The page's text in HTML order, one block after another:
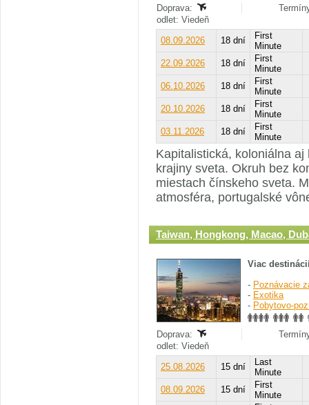
Doprava:
odlet: Viedeň
08.09.2026
18 dní
First
Minute
22.09.2026
18 dní
First
Minute
06.10.2026
18 dní
First
Minute
20.10.2026
18 dní
First
Minute
03.11.2026
18 dní
First
Minute
Kapitalistická, koloniálna
krajiny sveta. Okruh bez
miestach čínskeho sveta.
atmosféra, portugalské
Taiwan, Hongkong, Macao,
Viac
- Poznávacie
- Exotika
- Pobytovo-
Doprava:
odlet: Viedeň
25.08.2026
15 dní
Last
Minute
08.09.2026
15 dní
First
Minute